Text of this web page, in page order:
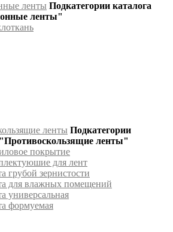
ленты Подкатегории каталога
ленты"
ленты Подкатегории
ленты"
покрытие
для лент
грубой зернистости
для влажных помещений
универсальная
формуемая